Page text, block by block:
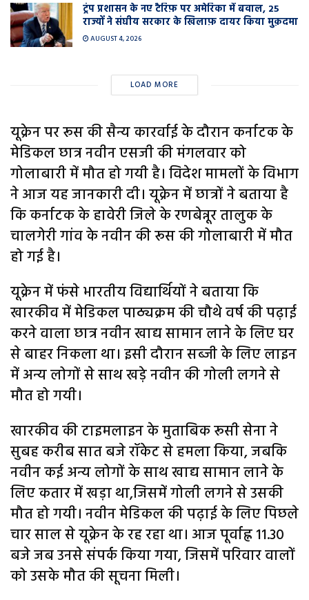
ट्रंप प्रशासन के नए टैरिफ़ पर अमेरिका में बवाल, 25
राज्यों ने संघीय सरकार के खिलाफ़ दायर किया मुक़दमा
AUGUST 4, 2026
LOAD MORE
यूक्रेन पर रूस की सैन्य कारर्वाई के दौरान कर्नाटक के
मेडिकल छात्र नवीन एसजी की मंगलवार को
गोलाबारी में मौत हो गयी है। विदेश मामलों के विभाग
ने आज यह जानकारी दी। यूक्रेन में छात्रों ने बताया है
कि कर्नाटक के हावेरी जिले के रणबेन्नूर तालुक के
चालगेरी गांव के नवीन की रूस की गोलाबारी में मौत
हो गई है।
यूक्रेन में फंसे भारतीय विद्यार्थियों ने बताया कि
खारकीव में मेडिकल पाठ्यक्रम की चौथे वर्ष की पढ़ाई
करने वाला छात्र नवीन खाद्य सामान लाने के लिए घर
से बाहर निकला था। इसी दौरान सब्जी के लिए लाइन
में अन्य लोगों से साथ खड़े नवीन की गोली लगने से
मौत हो गयी।
खारकीव की टाइमलाइन के मुताबिक रूसी सेना ने
सुबह करीब सात बजे रॉकेट से हमला किया, जबकि
नवीन कई अन्य लोगों के साथ खाद्य सामान लाने के
लिए कतार में खड़ा था,जिसमें गोली लगने से उसकी
मौत हो गयी। नवीन मेडिकल की पढ़ाई के लिए पिछले
चार साल से यूक्रेन के रह रहा था। आज पूर्वाह्न 11.30
बजे जब उनसे संपर्क किया गया, जिसमें परिवार वालों
को उसके मौत की सूचना मिली।